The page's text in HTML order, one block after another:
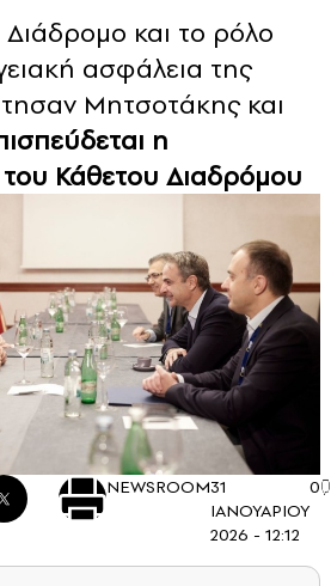
Διάδρομο και το ρόλο
ασφάλεια της
Μητσοτάκης και
η
Κάθετου Διαδρόμου
NEWSROOM31
ΙΑΝΟΥΑΡΙΟΥ
2026 - 12:12
0